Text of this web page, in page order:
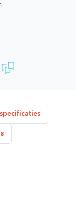
specificaties